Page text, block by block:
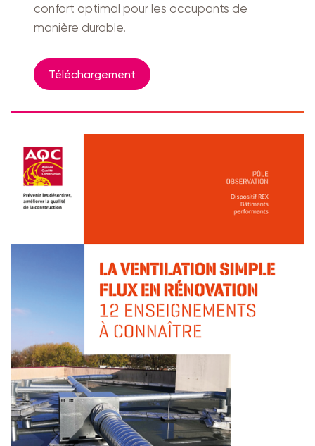
confort optimal pour les occupants de
manière durable.
Téléchargement